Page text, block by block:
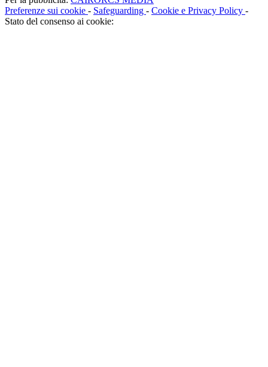
Preferenze sui cookie - Safeguarding - Cookie e Privacy Policy -
Stato del consenso ai cookie: